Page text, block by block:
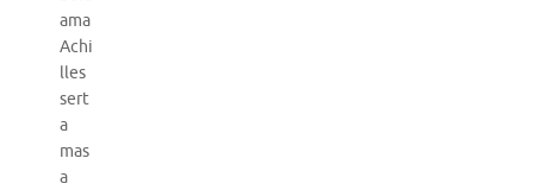
ama
Achi
lles
sert
a
mas
a